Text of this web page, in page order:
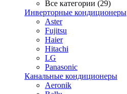
Все категории (29)
Инверторные кондиционеры
Aster
Fujitsu
Haier
Hitachi
LG
Panasonic
Канальные кондиционеры
Aeronik